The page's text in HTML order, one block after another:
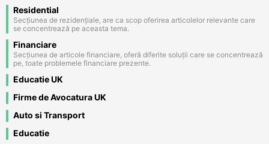
Residential
Secțiunea de rezidențiale, are ca scop oferirea articolelor relevante care
se concentrează pe aceasta tema.
Financiare
Secțiunea de articole financiare, oferă diferite soluții care se concentrează
pe, toate problemele financiare prezente.
Educatie UK
Firme de Avocatura UK
Auto si Transport
Educatie